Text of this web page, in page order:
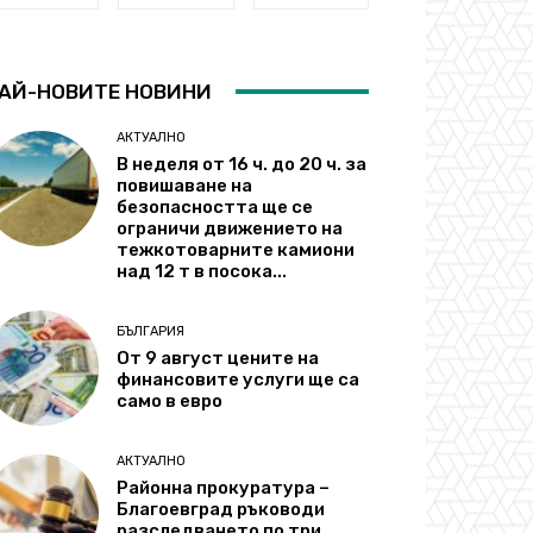
НОВИТЕ НОВИНИ
АКТУАЛНО
В неделя от 16 ч. до 20 ч. за
повишаване на
безопасността ще се
ограничи движението на
тежкотоварните камиони
над 12 т в посока...
БЪЛГАРИЯ
От 9 август цените на
финансовите услуги ще са
само в евро
АКТУАЛНО
Районна прокуратура –
Благоевград ръководи